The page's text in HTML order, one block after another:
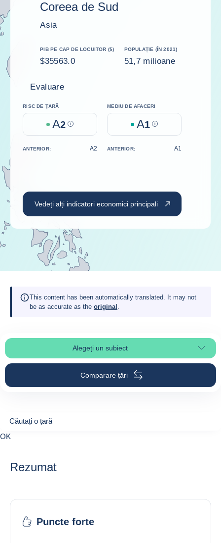
Coreea de Sud
Asia
PIB PE CAP DE LOCUITOR ($)
$35563.0
POPULAȚIE (ÎN 2021)
51,7 milioane
Evaluare
RISC DE ȚARĂ
A2 Help
MEDIU DE AFACERI
A1 Help
ANTERIOR: A2 ANTERIOR: A1
Vedeți alți indicatori economici principali
This content has been automatically translated. It may not
be as accurate as the original .
Alegeți un subiectSelect page section
Comparare țări
Căutați o țară
0suggestions
Căutați o țară
OK
Rezumat
Puncte forte